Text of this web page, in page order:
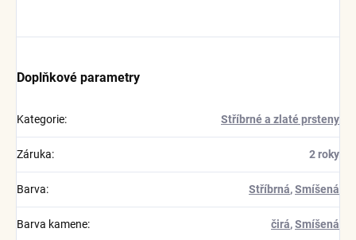
Doplňkové parametry
Kategorie: Stříbrné a zlaté prsteny
Záruka: 2 roky
Barva: Stříbrná,Smíšená
Barva kamene: čirá,Smíšená